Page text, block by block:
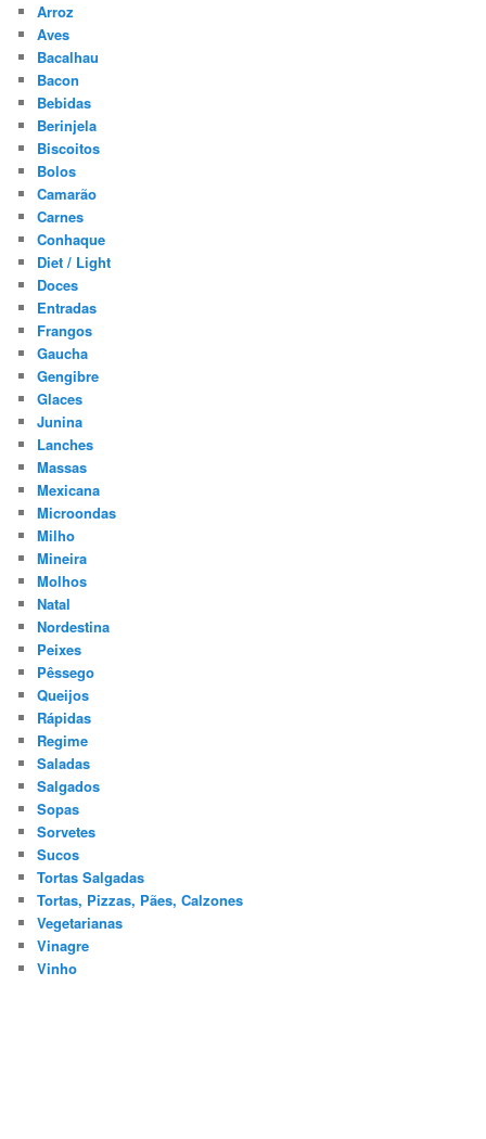
Arroz
Aves
Bacalhau
Bacon
Bebidas
Berinjela
Biscoitos
Bolos
Camarão
Carnes
Conhaque
Diet / Light
Doces
Entradas
Frangos
Gaucha
Gengibre
Glaces
Junina
Lanches
Massas
Mexicana
Microondas
Milho
Mineira
Molhos
Natal
Nordestina
Peixes
Pêssego
Queijos
Rápidas
Regime
Saladas
Salgados
Sopas
Sorvetes
Sucos
Tortas Salgadas
Tortas, Pizzas, Pães, Calzones
Vegetarianas
Vinagre
Vinho